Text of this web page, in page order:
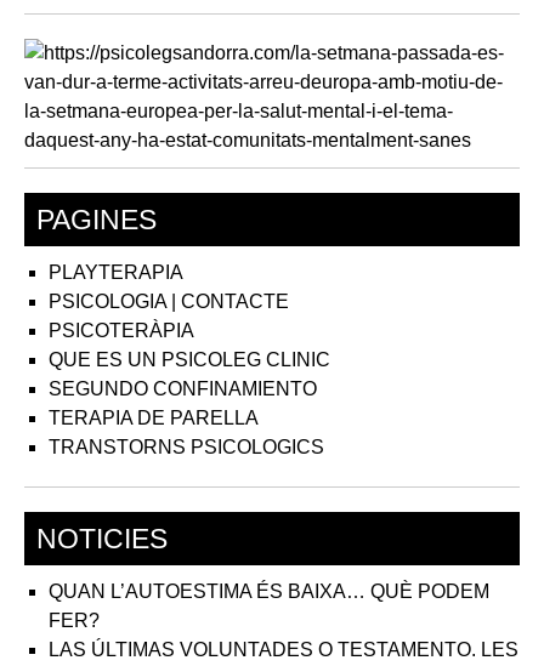
PAGINES
PLAYTERAPIA
PSICOLOGIA | CONTACTE
PSICOTERÀPIA
QUE ES UN PSICOLEG CLINIC
SEGUNDO CONFINAMIENTO
TERAPIA DE PARELLA
TRANSTORNS PSICOLOGICS
NOTICIES
QUAN L’AUTOESTIMA ÉS BAIXA… QUÈ PODEM
FER?
LAS ÚLTIMAS VOLUNTADES O TESTAMENTO. LES